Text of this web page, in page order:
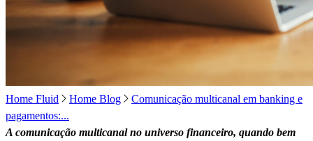
Home Fluid Home Blog
Comunicação multicanal em banking e
pagamentos:...
A comunicação multicanal no universo financeiro, quando bem